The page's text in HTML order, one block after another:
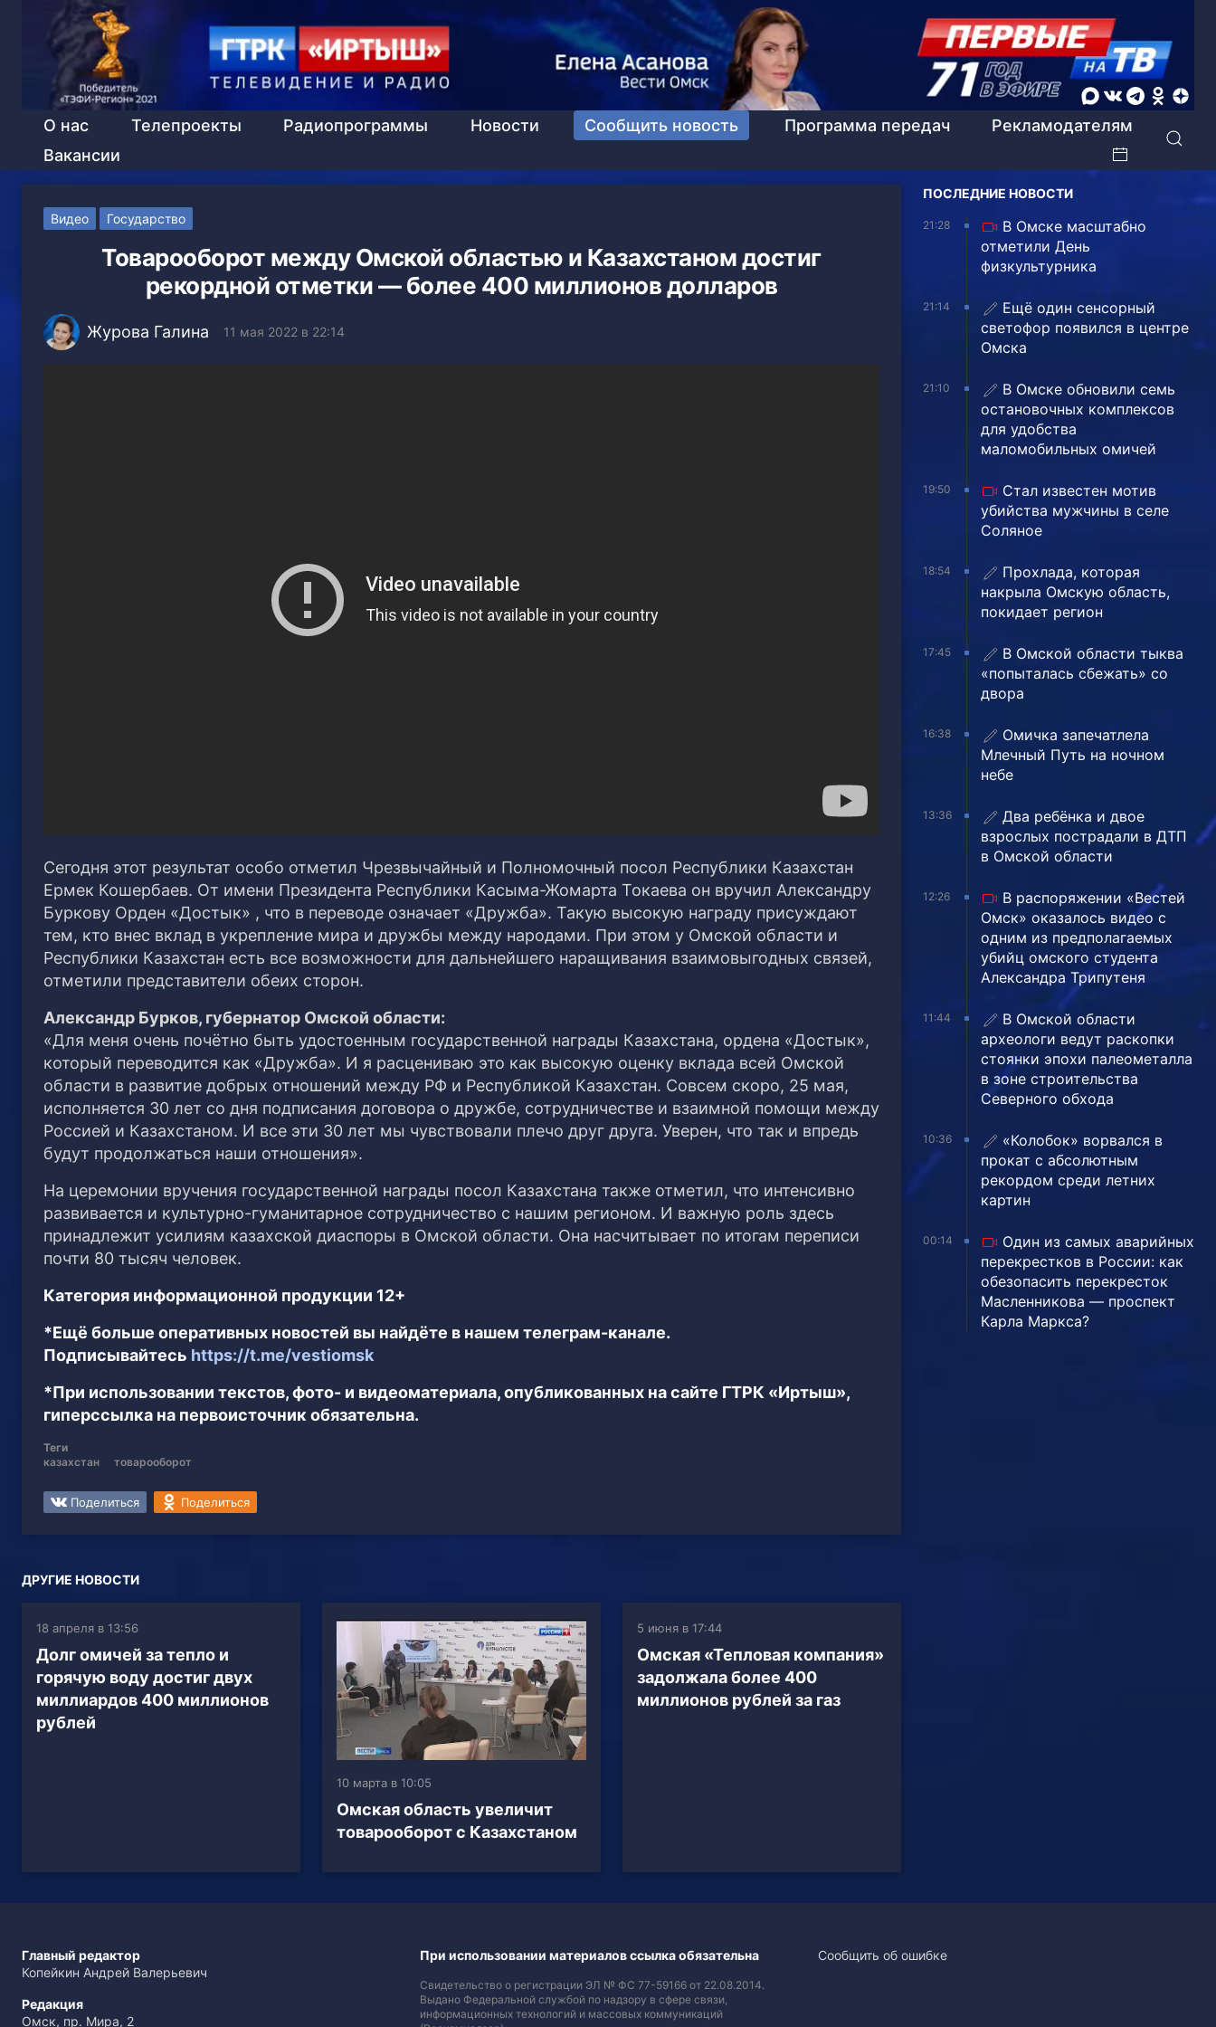
О нас Телепроекты Радиопрограммы Новости Сообщить новость Программа передач
Рекламодателям
Вакансии
Видео Государство
Товарооборот между Омской областью и Казахстаном достиг
рекордной отметки — более 400 миллионов долларов
Журова Галина 11 мая 2022 в 22:14
Сегодня этот результат особо отметил Чрезвычайный и Полномочный посол Республики Казахстан
Ермек Кошербаев. От имени Президента Республики Касыма-Жомарта Токаева он вручил Александру
Буркову Орден «Достык» , что в переводе означает «Дружба». Такую высокую награду присуждают
тем, кто внес вклад в укрепление мира и дружбы между народами. При этом у Омской области и
Республики Казахстан есть все возможности для дальнейшего наращивания взаимовыгодных связей,
отметили представители обеих сторон.
Александр Бурков, губернатор Омской области:
«Для меня очень почётно быть удостоенным государственной награды Казахстана, ордена «Достык»,
который переводится как «Дружба». И я расцениваю это как высокую оценку вклада всей Омской
области в развитие добрых отношений между РФ и Республикой Казахстан. Совсем скоро, 25 мая,
исполняется 30 лет со дня подписания договора о дружбе, сотрудничестве и взаимной помощи между
Россией и Казахстаном. И все эти 30 лет мы чувствовали плечо друг друга. Уверен, что так и впредь
будут продолжаться наши отношения».
На церемонии вручения государственной награды посол Казахстана также отметил, что интенсивно
развивается и культурно-гуманитарное сотрудничество с нашим регионом. И важную роль здесь
принадлежит усилиям казахской диаспоры в Омской области. Она насчитывает по итогам переписи
почти 80 тысяч человек.
Категория информационной продукции 12+
*Ещё больше оперативных новостей вы найдёте в нашем телеграм-канале.
Подписывайтесь https://t.me/vestiomsk
*При использовании текстов, фото- и видеоматериала, опубликованных на сайте ГТРК «Иртыш»,
гиперссылка на первоисточник обязательна.
Теги
казахстан
товарооборот
Поделиться Поделиться
ДРУГИЕ НОВОСТИ
18 апреля в 13:56
Долг омичей за тепло и
горячую воду достиг двух
миллиардов 400 миллионов
рублей
10 марта в 10:05
Омская область увеличит
товарооборот с Казахстаном
5 июня в 17:44
Омская «Тепловая компания»
задолжала более 400
миллионов рублей за газ
ПОСЛЕДНИЕ НОВОСТИ
21:28
В Омске масштабно
отметили День
физкультурника
21:14
Ещё один сенсорный
светофор появился в центре
Омска
21:10
В Омске обновили семь
остановочных комплексов
для удобства
маломобильных омичей
19:50
Стал известен мотив
убийства мужчины в селе
Соляное
18:54
Прохлада, которая
накрыла Омскую область,
покидает регион
17:45
В Омской области тыква
«попыталась сбежать» со
двора
16:38
Омичка запечатлела
Млечный Путь на ночном
небе
13:36
Два ребёнка и двое
взрослых пострадали в ДТП
в Омской области
12:26
В распоряжении «Вестей
Омск» оказалось видео с
одним из предполагаемых
убийц омского студента
Александра Трипутеня
11:44
В Омской области
археологи ведут раскопки
стоянки эпохи палеометалла
в зоне строительства
Северного обхода
10:36
«Колобок» ворвался в
прокат с абсолютным
рекордом среди летних
картин
00:14
Один из самых аварийных
перекрестков в России: как
обезопасить перекресток
Масленникова — проспект
Карла Маркса?
Главный редактор
Копейкин Андрей Валерьевич
Редакция
Омск, пр. Мира, 2
При использовании материалов ссылка обязательна
Свидетельство о регистрации ЭЛ № ФС 77-59166 от 22.08.2014.
Выдано Федеральной службой по надзору в сфере связи,
информационных технологий и массовых коммуникаций
Сообщить об ошибке